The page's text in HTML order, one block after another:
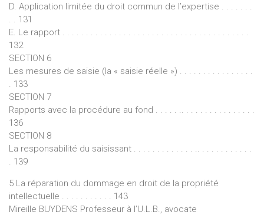
D. Application limitée du droit commun de l’expertise . . . . . . .
. . 131
E. Le rapport . . . . . . . . . . . . . . . . . . . . . . . . . . . . . . . . . . . . . . . .
132
SECTION 6
Les mesures de saisie (la « saisie réelle ») . . . . . . . . . . . . . . . .
. 133
SECTION 7
Rapports avec la procédure au fond . . . . . .. . . . . . . . . . . . . . . .
136
SECTION 8
La responsabilité du saisissant . . . . . . . . . . . . . .. . . . . . . . . . . .
. 139
5 La réparation du dommage en droit de la propriété
intellectuelle . . . . . . . . . . . 143
Mireille BUYDENS Professeur à l’U.L.B., avocate